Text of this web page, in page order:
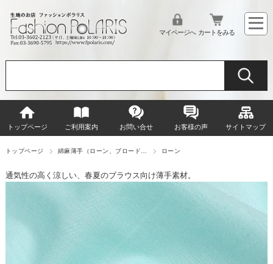
マイページへ カートをみる
トップページ ご利用案内 お問い合せ お客様の声 サイトマップ
トップページ 綿麻薄手（ローン、ブロード… ローン
通気性の高く涼しい、春夏のブラウス向け薄手素材。